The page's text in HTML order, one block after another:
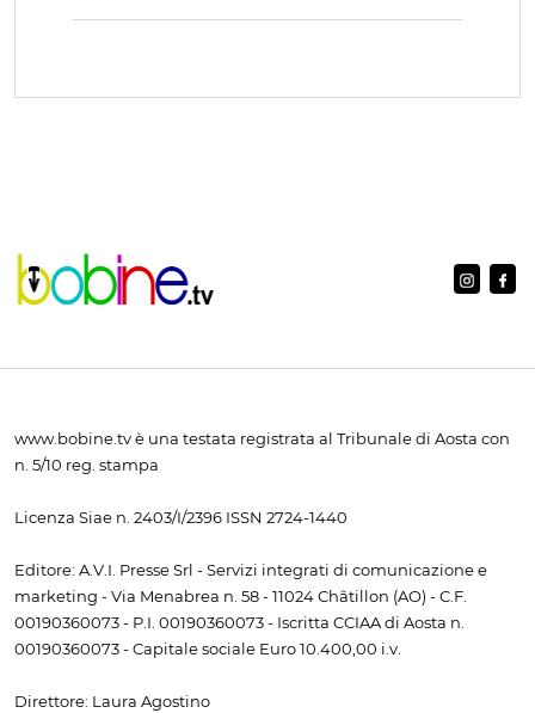
www.bobine.tv è una testata registrata al Tribunale di Aosta con
n. 5/10 reg. stampa
Licenza Siae n. 2403/I/2396 ISSN 2724-1440
Editore: A.V.I. Presse Srl - Servizi integrati di comunicazione e
marketing - Via Menabrea n. 58 - 11024 Châtillon (AO) - C.F.
00190360073 - P.I. 00190360073 - Iscritta CCIAA di Aosta n.
00190360073 - Capitale sociale Euro 10.400,00 i.v.
Direttore: Laura Agostino